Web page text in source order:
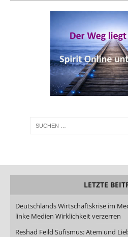
LETZTE
Deutschlands Wirtschaftskrise im
linke Medien Wirklichkeit verzerren
Reshad Feild Sufismus: Atem und